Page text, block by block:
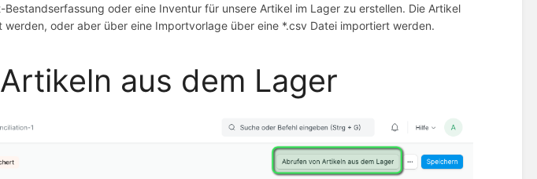
Bestandserfassung oder eine Inventur für unsere Artikel im Lager zu erstellen. Die Artikel
oder aber über eine Importvorlage über eine *.csv Datei importiert werden.
aus dem Lager